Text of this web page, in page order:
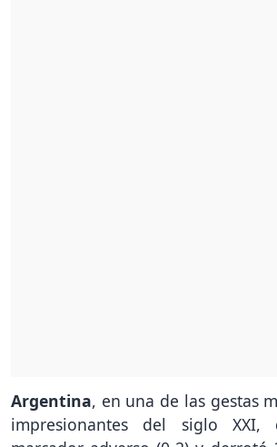
Argentina, en una de las gestas
impresionantes del siglo